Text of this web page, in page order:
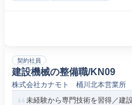
契約社員
建設機械の整備職/KN09
株式会社カナモト 桶川北本営業所
未経験から専門技術を習得／建